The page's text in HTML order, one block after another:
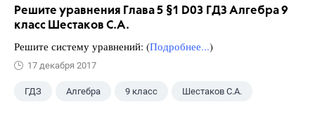
Решите уравнения Глава 5 §1 D03 ГДЗ Алгебра 9
класс Шестаков С.А.
Решите систему уравнений: (Подробнее...)
17 декабря 2017
ГДЗ Алгебра 9 класс Шестаков С.А.